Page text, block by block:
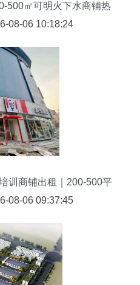
500㎡可明火下水商铺热
中08-06 10:18:24
训商铺出租｜200-500平
上下水
08-06 09:37:45